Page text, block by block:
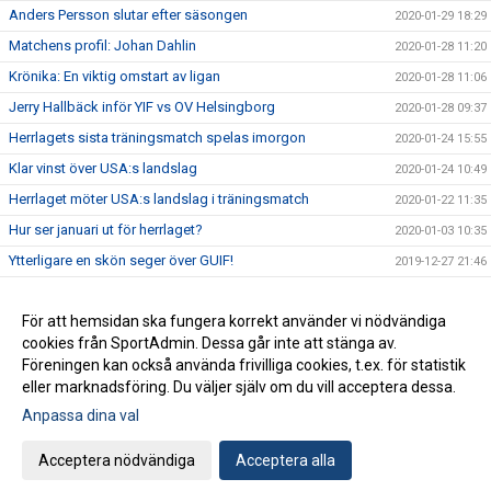
Anders Persson slutar efter säsongen 2020-01-29 18:29
Matchens profil: Johan Dahlin 2020-01-28 11:20
Krönika: En viktig omstart av ligan 2020-01-28 11:06
Jerry Hallbäck inför YIF vs OV Helsingborg 2020-01-28 09:37
Herrlagets sista träningsmatch spelas imorgon 2020-01-24 15:55
Klar vinst över USA:s landslag 2020-01-24 10:49
Herrlaget möter USA:s landslag i träningsmatch 2020-01-22 11:35
Hur ser januari ut för herrlaget? 2020-01-03 10:35
Ytterligare en skön seger över GUIF! 2019-12-27 21:46
Mario Lipovac lämnar Ystads IF efter säsongen 2019-12-26 11:00
Förlust i decenniets sista hemmamatch 2019-12-20 22:14
Jerry Hallbäck inför YIF vs IFK Kristianstad 2019-12-19 14:50
Matchens profil: Jonathan Svensson
Krönika: Decenniets sista himmamatch
Förlust mot IFK Kristianstad i rond 1
För att hemsidan ska fungera korrekt använder vi nödvändiga
cookies från SportAdmin. Dessa går inte att stänga av.
Föreningen kan också använda frivilliga cookies, t.ex. för statistik
eller marknadsföring. Du väljer själv om du vill acceptera dessa.
Anpassa dina val
Acceptera nödvändiga Acceptera alla